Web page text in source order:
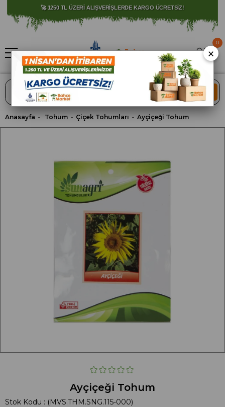
🚀 1250 TL ÜZERİ ALIŞVERİŞLERDE KARGO ÜCRETSİZ!
⚠️ SATIŞLARIMIZ YALNIZCA İSTANBUL İLİ İLE SINIRLIDIR.
ARA
0
Anasayfa Tohum Çiçek Tohumları Ayçiçeği Tohum
Ayçiçeği Tohum
Stok Kodu
(MVS.THM.SNG.115-000)
×